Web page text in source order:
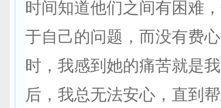
时间知道他们之间有困难
于自己的问题，而没有费
时，我感到她的痛苦就是
后，我总无法安心，直到